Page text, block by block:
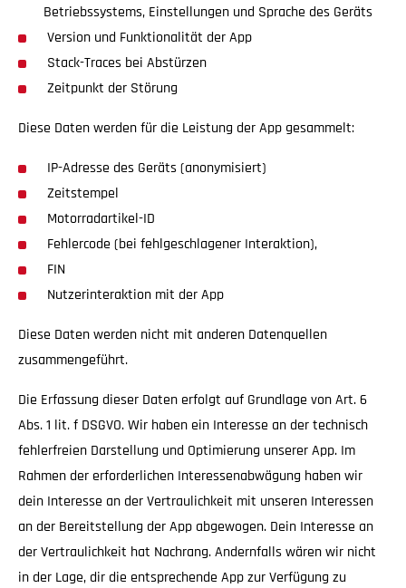
Betriebssystems, Einstellungen und Sprache des Geräts
Version und Funktionalität der App
Stack-Traces bei Abstürzen
Zeitpunkt der Störung
Diese Daten werden für die Leistung der App gesammelt:
IP-Adresse des Geräts (anonymisiert)
Zeitstempel
Motorradartikel-ID
Fehlercode (bei fehlgeschlagener Interaktion),
FIN
Nutzerinteraktion mit der App
Diese Daten werden nicht mit anderen Datenquellen
zusammengeführt.
Die Erfassung dieser Daten erfolgt auf Grundlage von Art. 6
Abs. 1 lit. f DSGVO. Wir haben ein Interesse an der technisch
fehlerfreien Darstellung und Optimierung unserer App. Im
Rahmen der erforderlichen Interessenabwägung haben wir
dein Interesse an der Vertraulichkeit mit unseren Interessen
an der Bereitstellung der App abgewogen. Dein Interesse an
der Vertraulichkeit hat Nachrang. Andernfalls wären wir nicht
in der Lage, dir die entsprechende App zur Verfügung zu